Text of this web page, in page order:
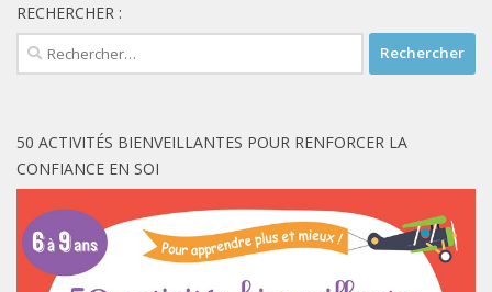
RECHERCHER :
Rechercher :
50 ACTIVITÉS BIENVEILLANTES POUR RENFORCER LA
CONFIANCE EN SOI